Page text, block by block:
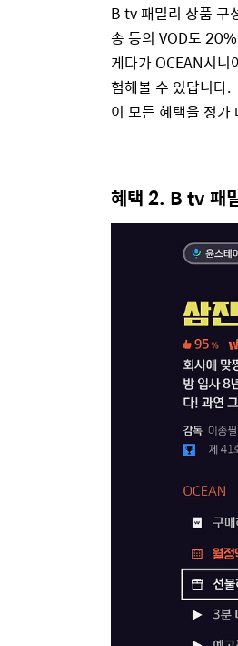
B tv 패밀리 상품 구
송 등의 VOD도
게다가 OCEAN시
험해볼 수 있답니다.
이 모든 혜택을 정가
혜택 2. B tv 패